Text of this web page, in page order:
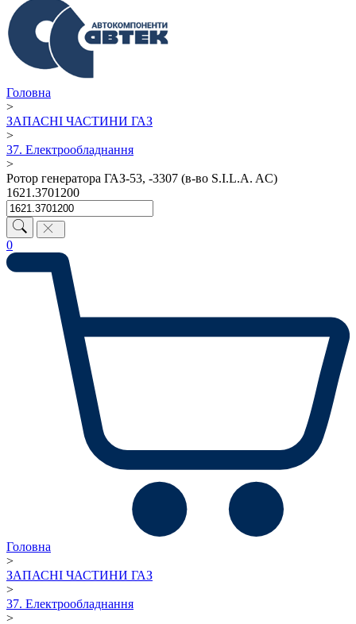
Головна
>
ЗАПАСНІ ЧАСТИНИ ГАЗ
>
37. Електрообладнання
>
Ротор генератора ГАЗ-53, -3307 (в-во S.I.L.A. AC)
1621.3701200
0
Головна
>
ЗАПАСНІ ЧАСТИНИ ГАЗ
>
37. Електрообладнання
>